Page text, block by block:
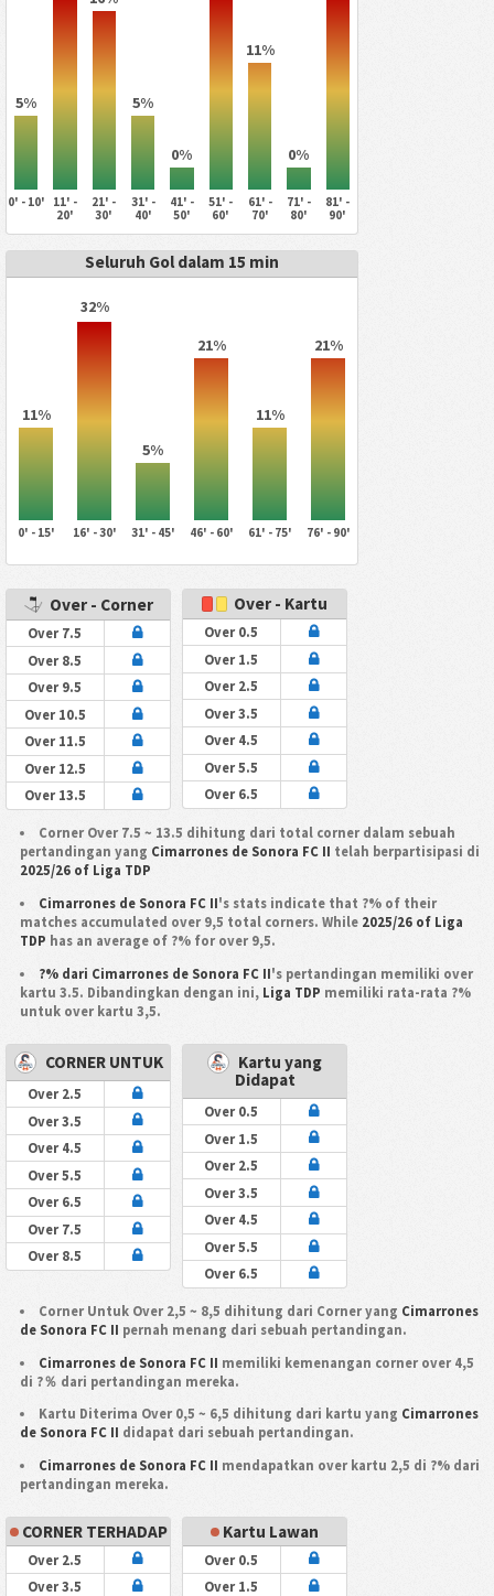
5% 5%
0%
11%
0%
0' - 10'
11' -
20'
21' -
30'
31' -
40'
41' -
50'
51' -
60'
61' -
70'
71' -
80'
81' -
90'
Seluruh Gol dalam 15 min
11%
32%
5%
21%
11%
21%
0' - 15' 16' - 30' 31' - 45' 46' - 60' 61' - 75' 76' - 90'
Over - Corner
Over 7.5
Over 8.5
Over 9.5
Over 10.5
Over 11.5
Over 12.5
Over 13.5
Over - Kartu
Over 0.5
Over 1.5
Over 2.5
Over 3.5
Over 4.5
Over 5.5
Over 6.5
Corner Over 7.5 ~ 13.5 dihitung dari total corner dalam sebuah
pertandingan yang Cimarrones de Sonora FC II telah berpartisipasi di
2025/26 of Liga TDP
Cimarrones de Sonora FC II's stats indicate that ?% of their
matches accumulated over 9,5 total corners. While 2025/26 of Liga
TDP has an average of ?% for over 9,5.
?% dari Cimarrones de Sonora FC II's pertandingan memiliki over
kartu 3.5. Dibandingkan dengan ini, Liga TDP memiliki rata-rata ?%
untuk over kartu 3,5.
CORNER UNTUK
Over 2.5
Over 3.5
Over 4.5
Over 5.5
Over 6.5
Over 7.5
Over 8.5
Kartu yang
Didapat
Over 0.5
Over 1.5
Over 2.5
Over 3.5
Over 4.5
Over 5.5
Over 6.5
Corner Untuk Over 2,5 ~ 8,5 dihitung dari Corner yang Cimarrones
de Sonora FC II pernah menang dari sebuah pertandingan.
Cimarrones de Sonora FC II memiliki kemenangan corner over 4,5
di ?％ dari pertandingan mereka.
Kartu Diterima Over 0,5 ~ 6,5 dihitung dari kartu yang Cimarrones
de Sonora FC II didapat dari sebuah pertandingan.
Cimarrones de Sonora FC II mendapatkan over kartu 2,5 di ?% dari
pertandingan mereka.
CORNER TERHADAP
Over 2.5
Over 3.5
Kartu Lawan
Over 0.5
Over 1.5